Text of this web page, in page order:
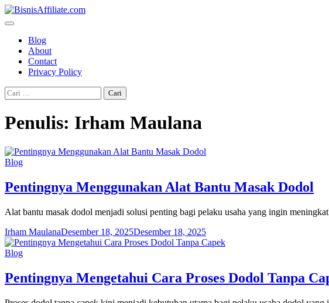
Skip
to
Blog
About
Contact
Privacy Policy
Cari
untuk:
Penulis: Irham Maulana
Blog
Pentingnya Menggunakan Alat Bantu Masak Dodol
Alat bantu masak dodol menjadi solusi penting bagi pelaku usaha yang ingin
Irham MaulanaDesember 18, 2025Desember 18, 2025
Blog
Pentingnya Mengetahui Cara Proses Dodol Tanpa